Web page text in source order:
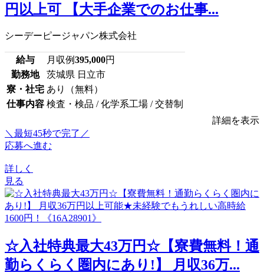
円以上可 【大手企業でのお仕事...
シーデーピージャパン株式会社
給与 月収例395,000円
勤務地
茨城県 日立市
寮・社宅 あり（無料）
仕事内容 検査・検品 / 化学系工場 / 交替制
詳細を表示
＼最短45秒で完了／
応募へ進む
詳しく
見る
☆入社特典最大43万円☆【寮費無料！通
勤らくらく圏内にあり!】 月収36万...